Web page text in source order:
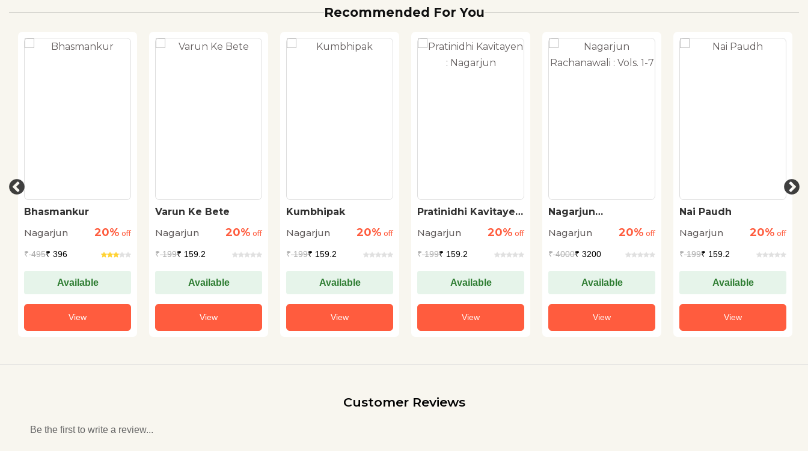
Recommended For You
Bhasmankur
Nagarjun
20% off
₹495₹ 396
Available
View
Varun Ke Bete
Nagarjun
20% off
₹199₹ 159.2
Available
View
Kumbhipak
Nagarjun
20% off
₹199₹ 159.2
Available
View
Pratinidhi Kavitayen
Nagarjun
20% off
₹199₹ 159.2
Available
View
Nagarjun
1-7
Nagarjun 20% off
₹4000₹ 3200
Available
View
Nai Paudh
Nagarjun
20% off
₹199₹ 159.2
Available
View
Customer Reviews
Be the first to write a review...